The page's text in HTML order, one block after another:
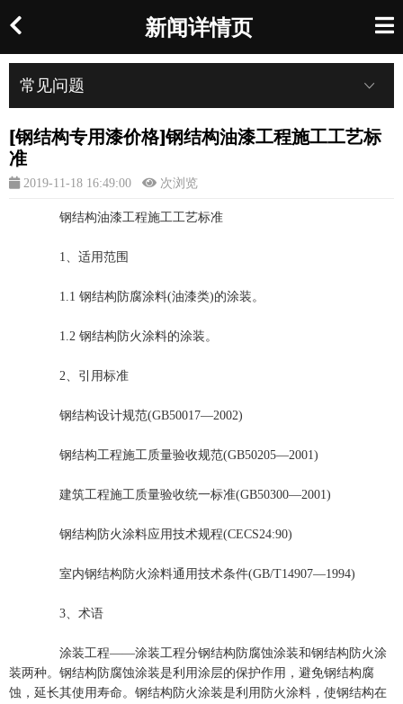
新闻详情页
常见问题
[钢结构专用漆价格]钢结构油漆工程施工工艺标
准
2019-11-18 16:49:00 次浏览
钢结构油漆工程施工工艺标准
1、适用范围
1.1 钢结构防腐涂料(油漆类)的涂装。
1.2 钢结构防火涂料的涂装。
2、引用标准
钢结构设计规范(GB50017—2002)
钢结构工程施工质量验收规范(GB50205—2001)
建筑工程施工质量验收统一标准(GB50300—2001)
钢结构防火涂料应用技术规程(CECS24:90)
室内钢结构防火涂料通用技术条件(GB/T14907—1994)
3、术语
涂装工程——涂装工程分钢结构防腐蚀涂装和钢结构防火涂
装两种。钢结构防腐蚀涂装是利用涂层的保护作用，避免钢结构腐
蚀，延长其使用寿命。钢结构防火涂装是利用防火涂料，使钢结构在